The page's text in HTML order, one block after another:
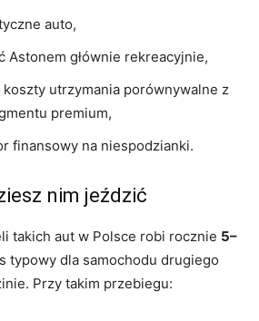
auto,
Astonem głównie rekreacyjnie,
utrzymania porównywalne z
premium,
finansowy na niespodzianki.
nim jeździć
takich aut w Polsce robi rocznie 5–
typowy dla samochodu drugiego
Przy takim przebiegu: